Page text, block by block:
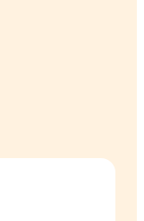
Manager